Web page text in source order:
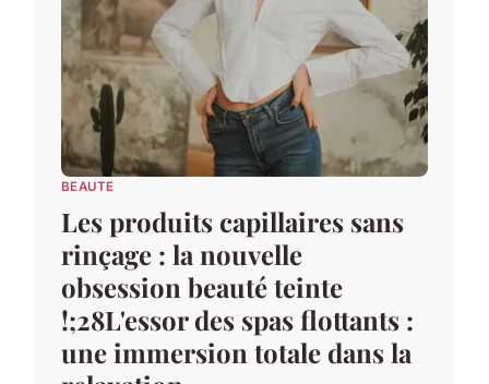
BEAUTE
Les produits capillaires sans
rinçage : la nouvelle
obsession beauté teinte
!;28L'essor des spas flottants :
une immersion totale dans la